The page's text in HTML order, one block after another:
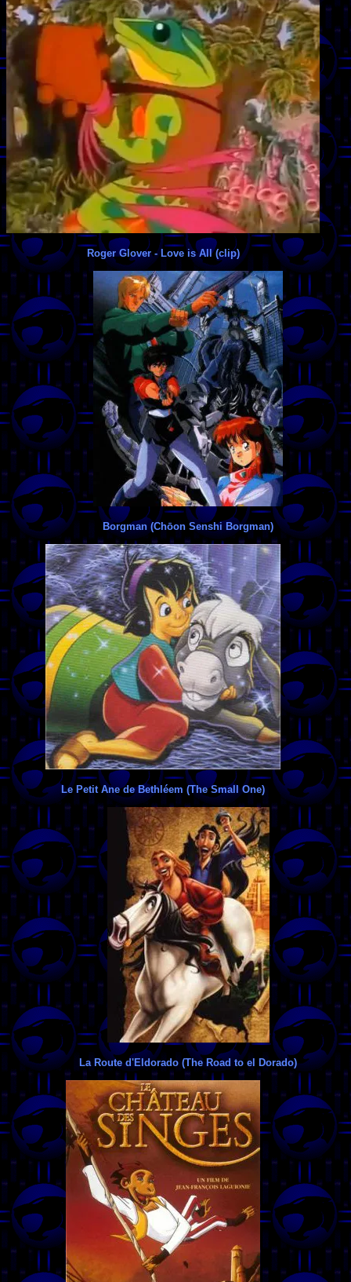
Roger Glover - Love is All (clip)
Borgman (Chōon Senshi Borgman)
Le Petit Ane de Bethléem (The Small One)
La Route d'Eldorado (The Road to el Dorado)